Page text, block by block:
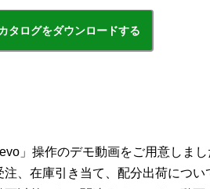
タログをダウンロードする
」操作のデモ動画をご用意しま
注、在庫引き当て、配分出荷につ